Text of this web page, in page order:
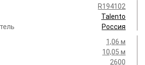
R194102
Talento
Россия
1,06 м
10,05 м
2600